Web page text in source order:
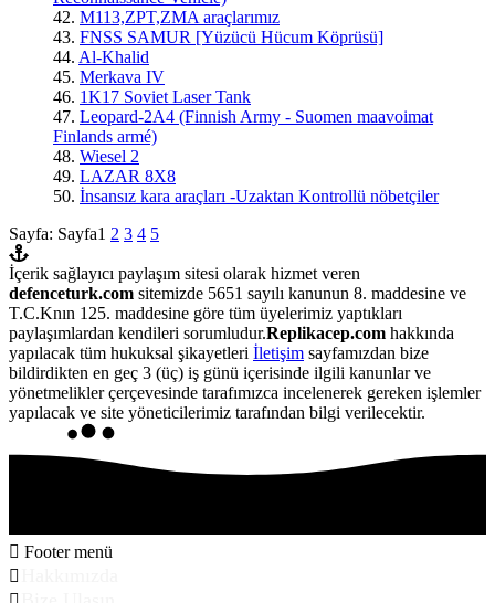
42. M113,ZPT,ZMA araçlarımız
43. FNSS SAMUR [Yüzücü Hücum Köprüsü]
44. Al-Khalid
45. Merkava IV
46. 1K17 Soviet Laser Tank
47. Leopard-2A4 (Finnish Army - Suomen maavoimat
Finlands armé)
48. Wiesel 2
49. LAZAR 8X8
50. İnsansız kara araçları -Uzaktan Kontrollü nöbetçiler
Sayfa: Sayfa1 2 3 4 5
İçerik sağlayıcı paylaşım sitesi olarak hizmet veren
defenceturk.com sitemizde 5651 sayılı kanunun 8. maddesine ve
T.C.Knın 125. maddesine göre tüm üyelerimiz yaptıkları
paylaşımlardan kendileri sorumludur.Replikacep.com hakkında
yapılacak tüm hukuksal şikayetleri İletişim sayfamızdan bize
bildirdikten en geç 3 (üç) iş günü içerisinde ilgili kanunlar ve
yönetmelikler çerçevesinde tarafımızca incelenerek gereken işlemler
yapılacak ve site yöneticilerimiz tarafından bilgi verilecektir.
Footer menü